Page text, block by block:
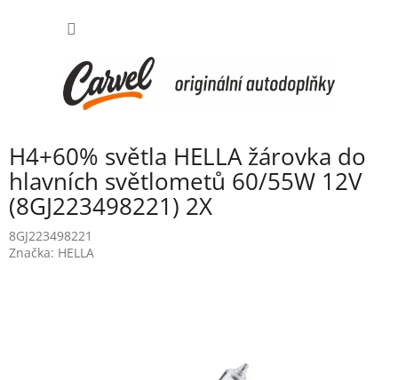
H4+60% světla HELLA žárovka do
hlavních světlometů 60/55W 12V
(8GJ223498221) 2X
8GJ223498221
Značka: HELLA